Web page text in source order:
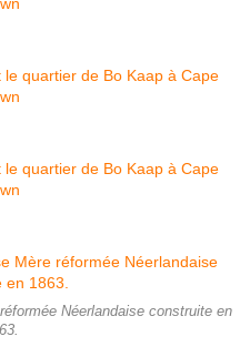
Néerlandaise construite en